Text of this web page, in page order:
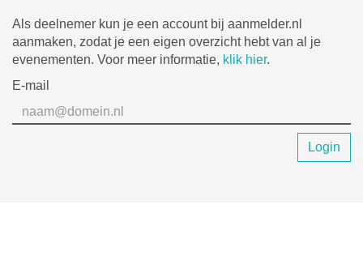
Als deelnemer kun je een account bij aanmelder.nl
aanmaken, zodat je een eigen overzicht hebt van al je
evenementen. Voor meer informatie, klik hier.
E-mail
Login